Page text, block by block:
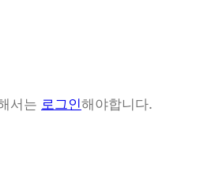
서는 로그인해야합니다.